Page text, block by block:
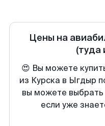
Цены на
(туда
😍 Вы можете
из Курска в Ыгдыр
вы можете выбрать
если уже